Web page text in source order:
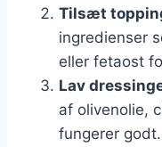
Tilsæt
ingredienser
eller fetaost
Lav
af olivenolie,
fungerer